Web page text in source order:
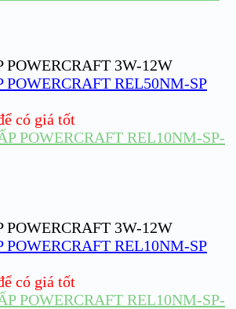
3W-12W
REL50NM-SP
có giá tốt
3W-12W
REL10NM-SP
có giá tốt